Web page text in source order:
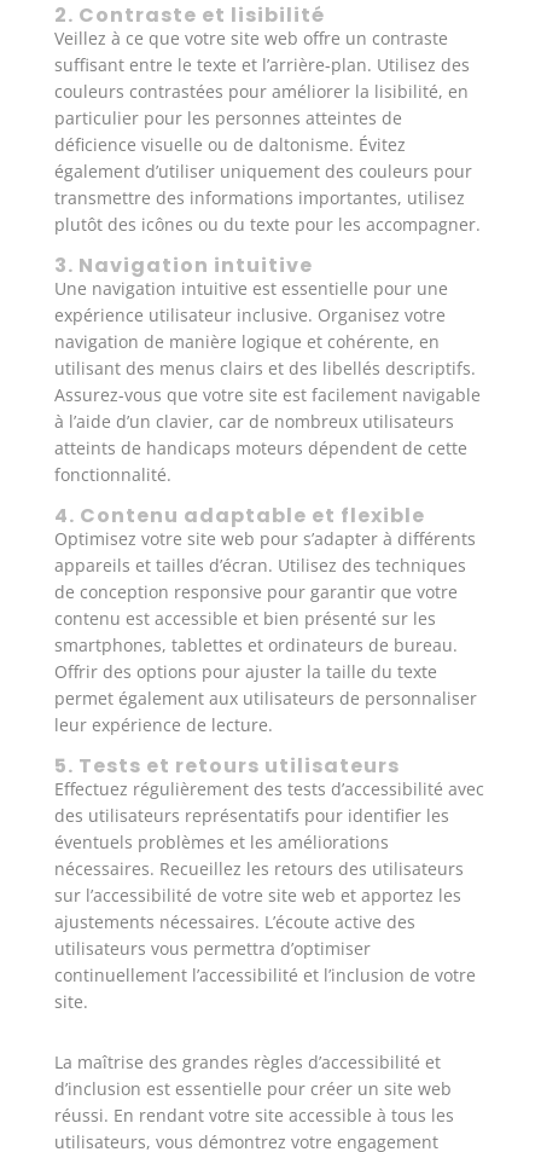
2. Contraste et lisibilité
Veillez à ce que votre site web offre un contraste
suffisant entre le texte et l’arrière-plan. Utilisez des
couleurs contrastées pour améliorer la lisibilité, en
particulier pour les personnes atteintes de
déficience visuelle ou de daltonisme. Évitez
également d’utiliser uniquement des couleurs pour
transmettre des informations importantes, utilisez
plutôt des icônes ou du texte pour les accompagner.
3. Navigation intuitive
Une navigation intuitive est essentielle pour une
expérience utilisateur inclusive. Organisez votre
navigation de manière logique et cohérente, en
utilisant des menus clairs et des libellés descriptifs.
Assurez-vous que votre site est facilement navigable
à l’aide d’un clavier, car de nombreux utilisateurs
atteints de handicaps moteurs dépendent de cette
fonctionnalité.
4. Contenu adaptable et flexible
Optimisez votre site web pour s’adapter à différents
appareils et tailles d’écran. Utilisez des techniques
de conception responsive pour garantir que votre
contenu est accessible et bien présenté sur les
smartphones, tablettes et ordinateurs de bureau.
Offrir des options pour ajuster la taille du texte
permet également aux utilisateurs de personnaliser
leur expérience de lecture.
5. Tests et retours utilisateurs
Effectuez régulièrement des tests d’accessibilité avec
des utilisateurs représentatifs pour identifier les
éventuels problèmes et les améliorations
nécessaires. Recueillez les retours des utilisateurs
sur l’accessibilité de votre site web et apportez les
ajustements nécessaires. L’écoute active des
utilisateurs vous permettra d’optimiser
continuellement l’accessibilité et l’inclusion de votre
site.
La maîtrise des grandes règles d’accessibilité et
d’inclusion est essentielle pour créer un site web
réussi. En rendant votre site accessible à tous les
utilisateurs, vous démontrez votre engagement